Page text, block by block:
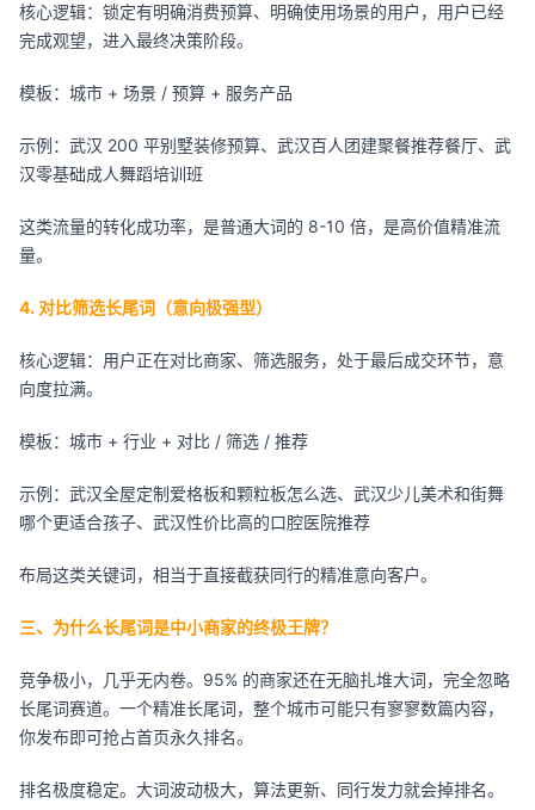
核心逻辑：锁定有明确消费预算、明确使用场景的用户，用户已经
完成观望，进入最终决策阶段。
模板：城市 + 场景 / 预算 + 服务产品
示例：武汉 200 平别墅装修预算、武汉百人团建聚餐推荐餐厅、武
汉零基础成人舞蹈培训班
这类流量的转化成功率，是普通大词的 8-10 倍，是高价值精准流
量。
4. 对比筛选长尾词（意向极强型）
核心逻辑：用户正在对比商家、筛选服务，处于最后成交环节，意
向度拉满。
模板：城市 + 行业 + 对比 / 筛选 / 推荐
示例：武汉全屋定制爱格板和颗粒板怎么选、武汉少儿美术和街舞
哪个更适合孩子、武汉性价比高的口腔医院推荐
布局这类关键词，相当于直接截获同行的精准意向客户。
三、为什么长尾词是中小商家的终极王牌？
竞争极小，几乎无内卷。95% 的商家还在无脑扎堆大词，完全忽略
长尾词赛道。一个精准长尾词，整个城市可能只有寥寥数篇内容，
你发布即可抢占首页永久排名。
排名极度稳定。大词波动极大，算法更新、同行发力就会掉排名。